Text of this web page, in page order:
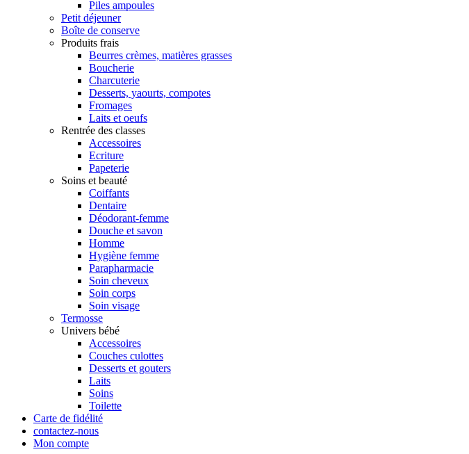
Piles ampoules
Petit déjeuner
Boîte de conserve
Produits frais
Beurres crèmes, matières grasses
Boucherie
Charcuterie
Desserts, yaourts, compotes
Fromages
Laits et oeufs
Rentrée des classes
Accessoires
Ecriture
Papeterie
Soins et beauté
Coiffants
Dentaire
Déodorant-femme
Douche et savon
Homme
Hygiène femme
Parapharmacie
Soin cheveux
Soin corps
Soin visage
Termosse
Univers bébé
Accessoires
Couches culottes
Desserts et gouters
Laits
Soins
Toilette
Carte de fidélité
contactez-nous
Mon compte